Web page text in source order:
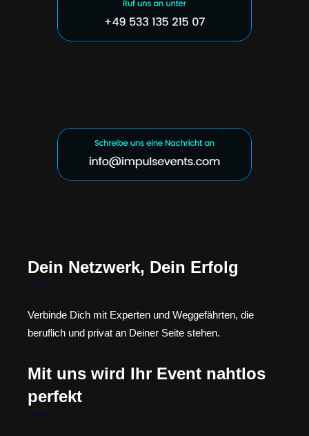
Dein Netzwerk, Dein Erfolg
Verbinde Dich mit Experten und Weggefährten, die
beruflich und privat an Deiner Seite stehen.
Mit uns wird Ihr Event nahtlos
perfekt